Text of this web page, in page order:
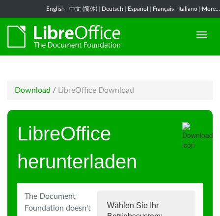
English 中文 (简体) Deutsch Español Français Italiano More...
Download / LibreOffice Download
LibreOffice
herunterladen
Wählen Sie Ihr
The Document
Foundation doesn't